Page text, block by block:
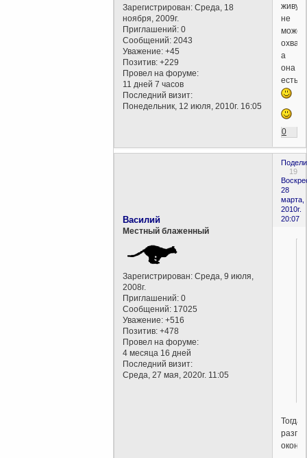
Зарегистрирован: Среда, 18
ноября, 2009г.
Приглашений: 0
Сообщений: 2043
Уважение: +45
Позитив: +229
Провел на форуме:
11 дней 7 часов
Последний визит:
Понедельник, 12 июля, 2010г. 16:05
не
может
а
она
есть.
0
19
28
марта,
2010г.
20:07
Василий
Местный блаженный
Зарегистрирован: Среда, 9 июля,
2008г.
Приглашений: 0
Сообщений: 17025
Уважение: +516
Позитив: +478
Провел на форуме:
4 месяца 16 дней
Последний визит:
Среда, 27 мая, 2020г. 11:05
Тогда